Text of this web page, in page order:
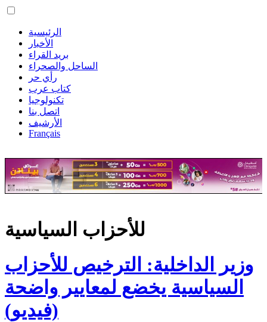
الرئيسية
الأخبار
بريد القراء
الساحل والصحراء
رأي حر
كتاب عرب
تكنولوجيا
اتصل بنا
الأرشيف
Français
للأحزاب السياسية
وزير الداخلية: الترخيص للأحزاب
السياسية يخضع لمعايير واضحة
(فيديو)